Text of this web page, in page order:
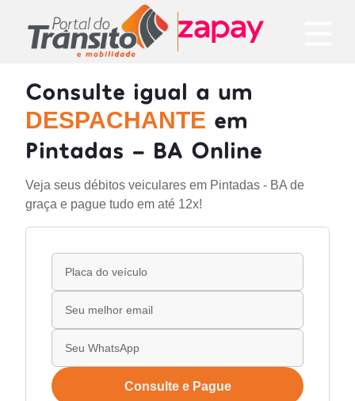
Consulte igual a um
DESPACHANTE em
Pintadas - BA Online
Veja seus débitos veiculares em Pintadas - BA de
graça e pague tudo em até 12x!
Consulte e Pague